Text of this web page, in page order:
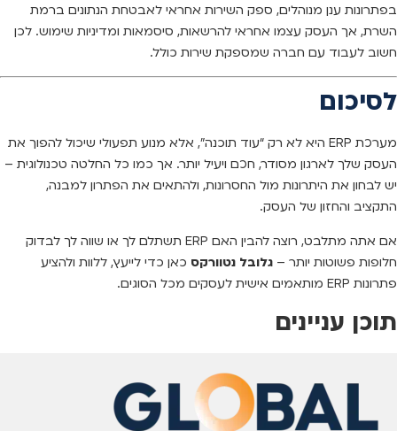
בפתרונות ענן מנוהלים, ספק השירות אחראי לאבטחת הנתונים ברמת
השרת, אך העסק עצמו אחראי להרשאות, סיסמאות ומדיניות שימוש. לכן
חשוב לעבוד עם חברה שמספקת שירות כולל.
לסיכום
מערכת ERP היא לא רק “עוד תוכנה”, אלא מנוע תפעולי שיכול להפוך את
העסק שלך לארגון מסודר, חכם ויעיל יותר. אך כמו כל החלטה טכנולוגית –
יש לבחון את היתרונות מול החסרונות, ולהתאים את הפתרון למבנה,
התקציב והחזון של העסק.
אם אתה מתלבט, רוצה להבין האם ERP תשתלם לך או שווה לך לבדוק
חלופות פשוטות יותר – גלובל נטוורקס כאן כדי לייעץ, ללוות ולהציע
פתרונות ERP מותאמים אישית לעסקים מכל הסוגים.
תוכן עניינים